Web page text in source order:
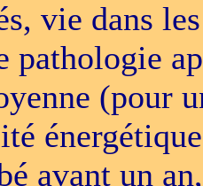
vie dans
pathologie
(pour
avant un